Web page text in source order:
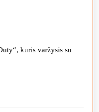
kuris varžysis su